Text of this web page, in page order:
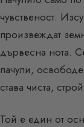
чувственост.
произвеждат
дървесна нота.
пачули,
става чиста,
Той е един от